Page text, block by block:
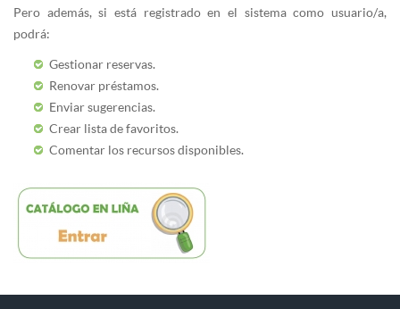
Pero además, si está registrado en el sistema como usuario/a,
podrá:
Gestionar reservas.
Renovar préstamos.
Enviar sugerencias.
Crear lista de favoritos.
Comentar los recursos disponibles.